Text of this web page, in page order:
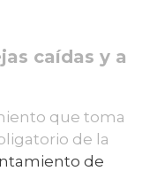
caídas y a
que toma
de la
de